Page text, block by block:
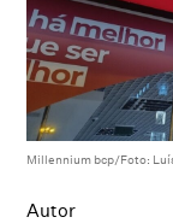
Millennium bcp/Foto:
Autor